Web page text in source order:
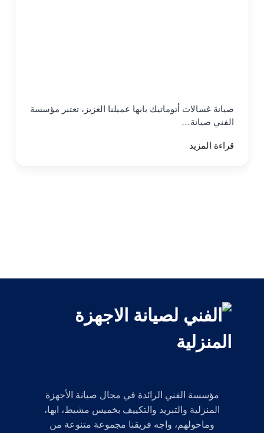
صيانة غسالات أتوماتيك بابها عميلنا العزيز، تعتبر مؤسسة
الفني صيانة…
قراءة المزيد
مؤسسة الفني الرائدة في مجال صيانة الأجهزة
المنزلية والتبريد والتكييف بخميس مشيط، ابها،
وماحولهم، واجه فريقنا مجموعة متنوعة من